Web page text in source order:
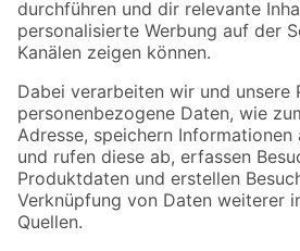
Folge uns
Zahlungsarten